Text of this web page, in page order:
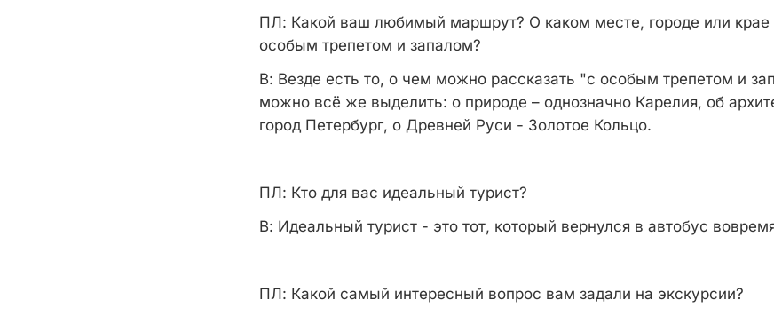
ПЛ: Какой ваш любимый маршрут? О каком месте, городе или крае
особым трепетом и запалом?
В: Везде есть то, о чем можно рассказать "с особым трепетом и
можно всё же выделить: о природе – однозначно Карелия, об
город Петербург, о Древней Руси - Золотое Кольцо.
ПЛ: Кто для вас идеальный турист?
В: Идеальный турист - это тот, который вернулся в автобус
ПЛ: Какой самый интересный вопрос вам задали на экскурсии?